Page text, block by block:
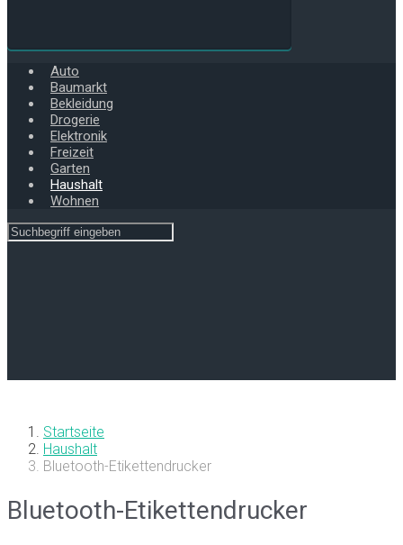
Auto
Baumarkt
Bekleidung
Drogerie
Elektronik
Freizeit
Garten
Haushalt
Wohnen
Startseite
Haushalt
Bluetooth-Etikettendrucker
Bluetooth-Etikettendrucker